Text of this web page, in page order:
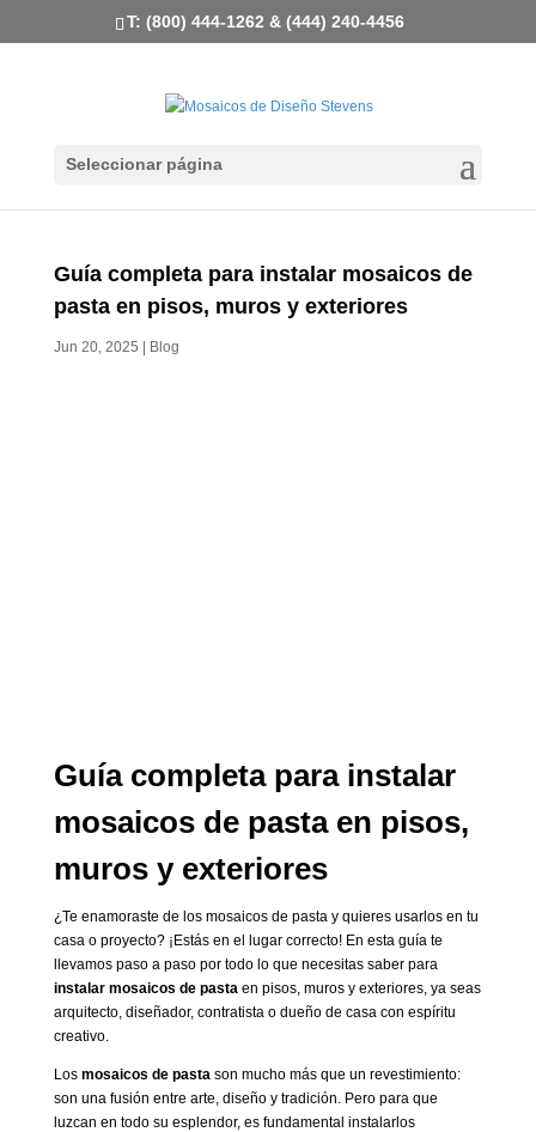
T: (800) 444-1262 & (444) 240-4456
Seleccionar página
Guía completa para instalar mosaicos de
pasta en pisos, muros y exteriores
Jun 20, 2025 Blog
Guía completa para instalar
mosaicos de pasta en pisos,
muros y exteriores
¿Te enamoraste de los mosaicos de pasta y quieres usarlos en tu
casa o proyecto? ¡Estás en el lugar correcto! En esta guía te
llevamos paso a paso por todo lo que necesitas saber para
instalar mosaicos de pasta en pisos, muros y exteriores, ya seas
arquitecto, diseñador, contratista o dueño de casa con espíritu
creativo.
Los mosaicos de pasta son mucho más que un revestimiento:
son una fusión entre arte, diseño y tradición. Pero para que
luzcan en todo su esplendor, es fundamental instalarlos